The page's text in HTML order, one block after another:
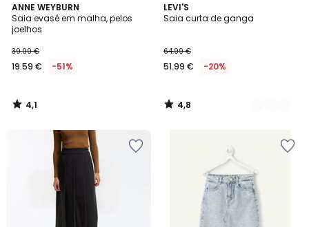
ANNE WEYBURN
Saia evasé em malha, pelos
joelhos
39.99 €
19.59 € -51%
4,1
/ 5
4,1
/
LEVI'S
Saia curta de ganga
64.99 €
51.99 € -20%
4,8
/ 5
2
Cores
4,8
/